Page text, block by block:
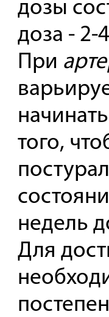
дозы
доза - 2-
При
того,
недель
Для